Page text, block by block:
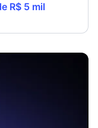
R$ 5 mil